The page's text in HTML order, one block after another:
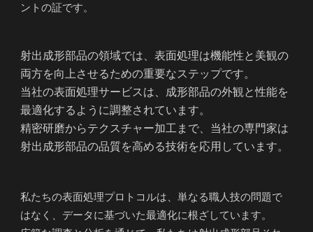
ントの証です。
射出成形部品の領域では、表面処理は機能性と美観の
両方を向上させるための重要なステップです。
当社の表面処理サービスは、成形部品の外観と性能を
最適化するように調整されています。
精密研磨からテクスチャー加工まで、当社の専門家は
射出成形部品の品質を高める技術を応用しています。
私たちの表面処理プロトコルは、単なる職人技の問題で
はなく、データに基づいた最適化に根ざしています。